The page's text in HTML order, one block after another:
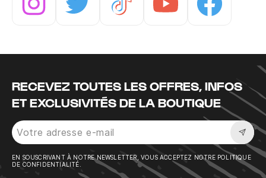
RECEVEZ TOUTES LES OFFRES, INFOS
ET EXCLUSIVITÉS DE LA BOUTIQUE
EN SOUSCRIVANT À NOTRE NEWSLETTER, VOUS ACCEPTEZ NOTRE POLITIQUE
DE CONFIDENTIALITÉ.